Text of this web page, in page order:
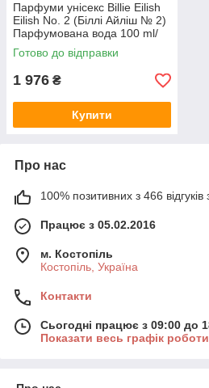
Парфуми унісекс Billie Eilish
Eilish No. 2 (Біллі Айліш № 2)
Парфумована вода 100 ml/
мл
Готово до відправки
1 976 ₴
Купити
Про нас
100% позитивних з 466 відгуків
Працює з 05.02.2016
м. Костопіль
Костопіль, Україна
Контакти
Сьогодні працює з 09:00 до
Показати весь графік роботи